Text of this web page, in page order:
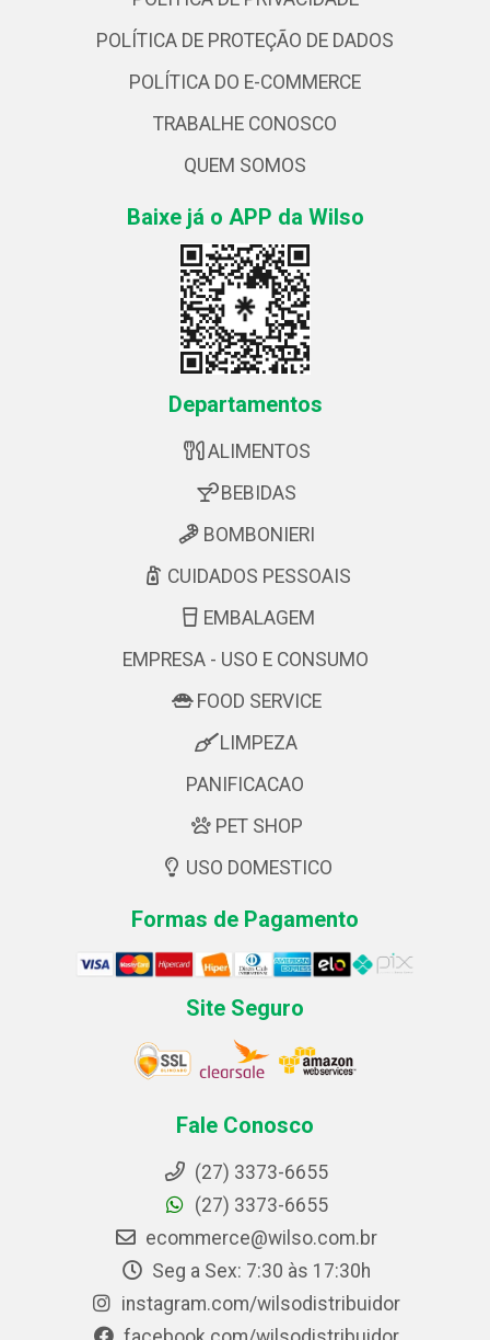
POLÍTICA DE PROTEÇÃO DE DADOS
POLÍTICA DO E-COMMERCE
TRABALHE CONOSCO
QUEM SOMOS
Baixe já o APP da Wilso
Departamentos
ALIMENTOS
BEBIDAS
BOMBONIERI
CUIDADOS PESSOAIS
EMBALAGEM
EMPRESA - USO E CONSUMO
FOOD SERVICE
LIMPEZA
PANIFICACAO
PET SHOP
USO DOMESTICO
Formas de Pagamento
Site Seguro
Fale Conosco
(27) 3373-6655
(27) 3373-6655
ecommerce@wilso.com.br
Seg a Sex: 7:30 às 17:30h
instagram.com/wilsodistribuidor